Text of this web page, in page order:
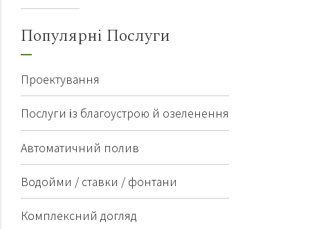
Популярні Послуги
Проектування
Послуги із благоустрою й озеленення
Автоматичний полив
Водойми / ставки / фонтани
Комплексний догляд